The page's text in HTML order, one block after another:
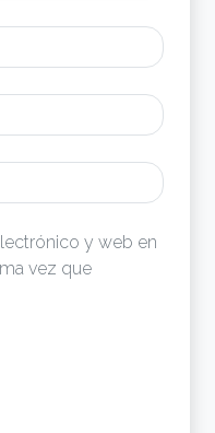
y web en
vez que